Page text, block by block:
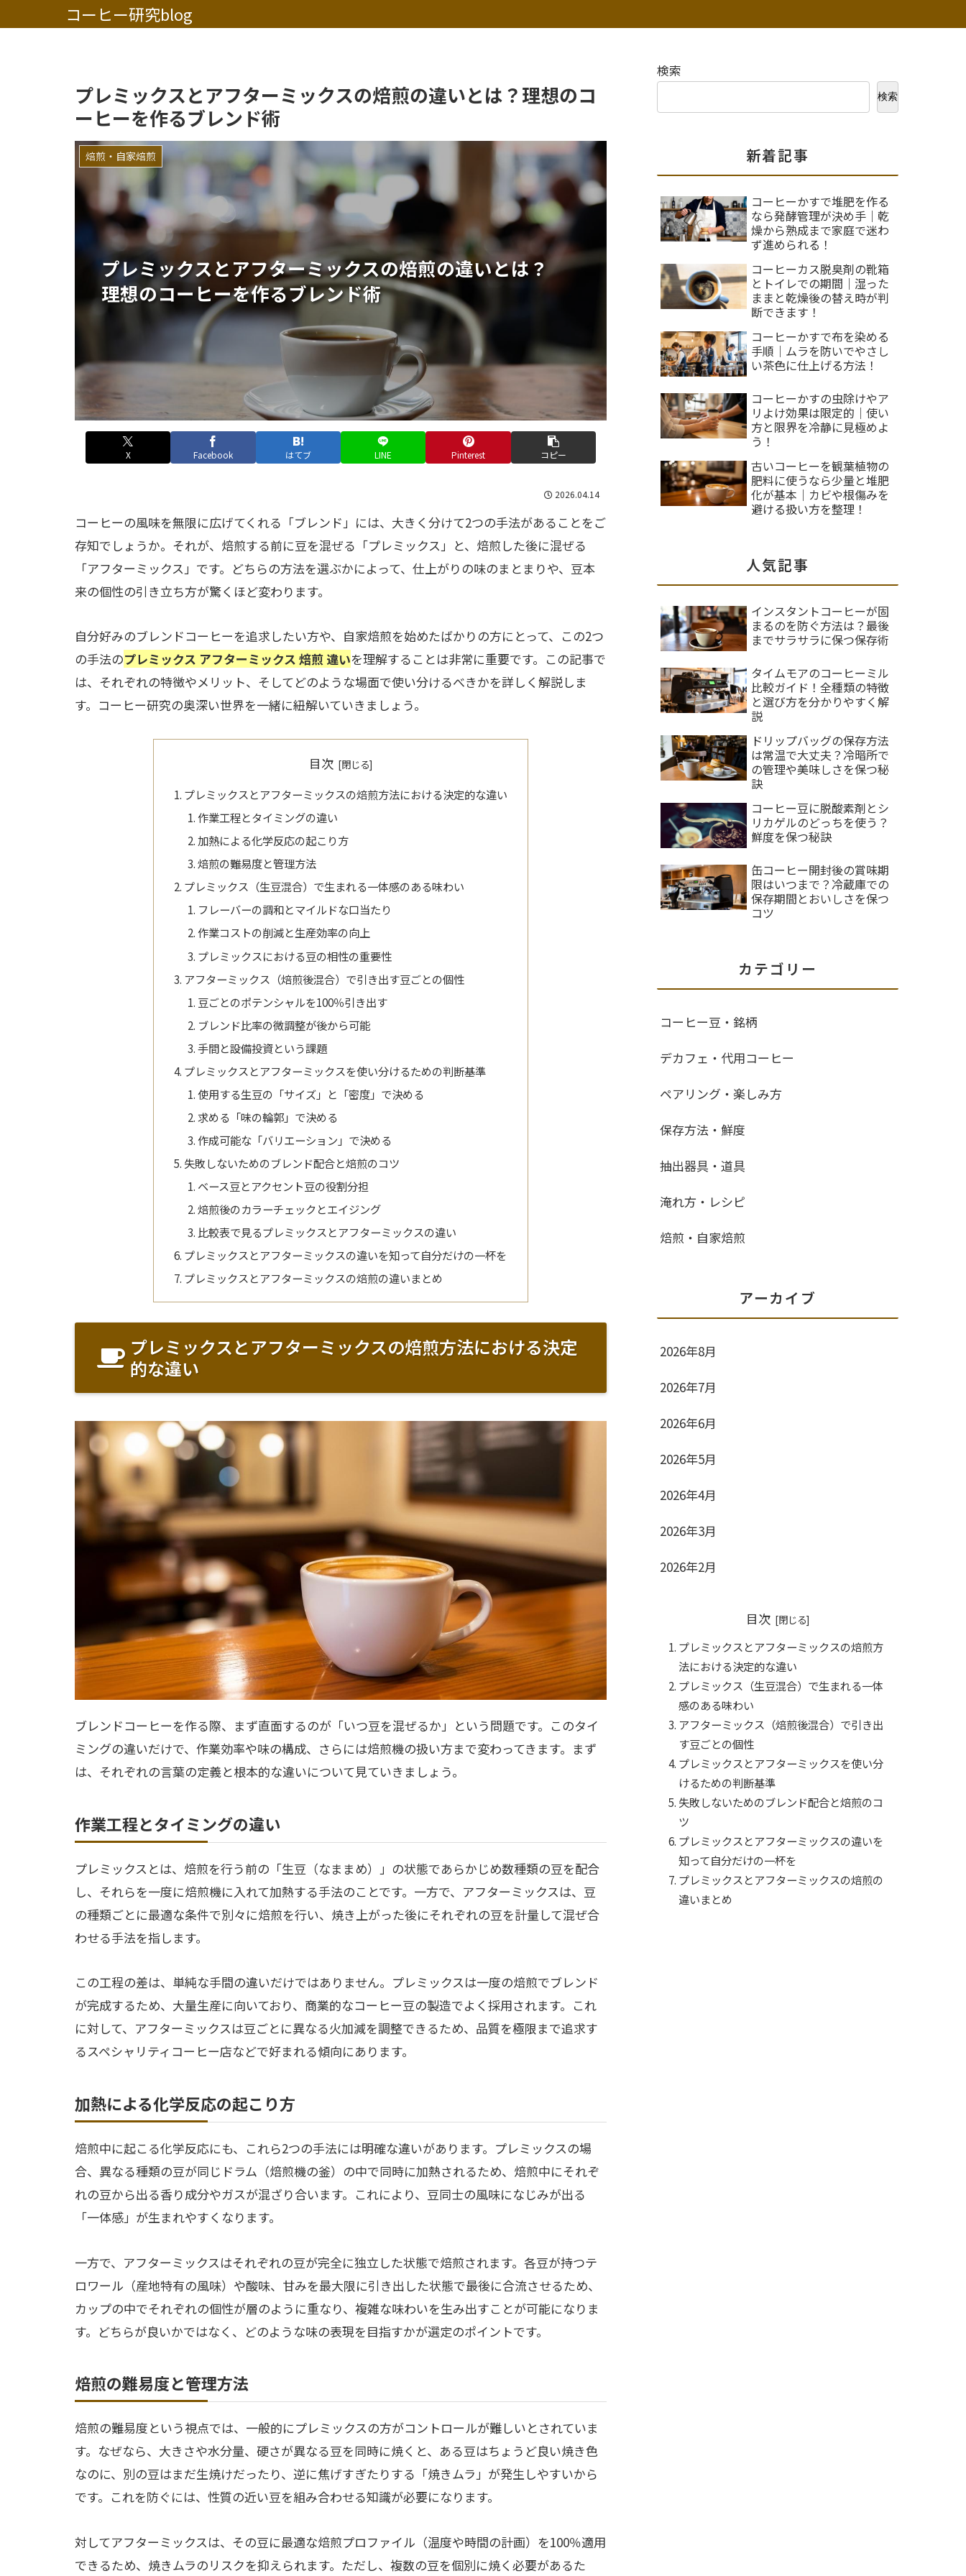
コーヒー研究blog
プレミックスとアフターミックスの焙煎の違いとは？理想のコ
ーヒーを作るブレンド術
プレミックスとアフターミックスの焙煎の違いとは？
理想のコーヒーを作るブレンド術
焙煎・自家焙煎
X Facebook はてブ LINE Pinterest コピー
2026.04.14
コーヒーの風味を無限に広げてくれる「ブレンド」には、大きく分けて2つの手法があることをご
存知でしょうか。それが、焙煎する前に豆を混ぜる「プレミックス」と、焙煎した後に混ぜる
「アフターミックス」です。どちらの方法を選ぶかによって、仕上がりの味のまとまりや、豆本
来の個性の引き立ち方が驚くほど変わります。
自分好みのブレンドコーヒーを追求したい方や、自家焙煎を始めたばかりの方にとって、この2つ
の手法のプレミックス アフターミックス 焙煎 違いを理解することは非常に重要です。この記事で
は、それぞれの特徴やメリット、そしてどのような場面で使い分けるべきかを詳しく解説しま
す。コーヒー研究の奥深い世界を一緒に紐解いていきましょう。
目次
プレミックスとアフターミックスの焙煎方法における決定的な違い
作業工程とタイミングの違い
加熱による化学反応の起こり方
焙煎の難易度と管理方法
プレミックス（生豆混合）で生まれる一体感のある味わい
フレーバーの調和とマイルドな口当たり
作業コストの削減と生産効率の向上
プレミックスにおける豆の相性の重要性
アフターミックス（焙煎後混合）で引き出す豆ごとの個性
豆ごとのポテンシャルを100％引き出す
ブレンド比率の微調整が後から可能
手間と設備投資という課題
プレミックスとアフターミックスを使い分けるための判断基準
使用する生豆の「サイズ」と「密度」で決める
求める「味の輪郭」で決める
作成可能な「バリエーション」で決める
失敗しないためのブレンド配合と焙煎のコツ
ベース豆とアクセント豆の役割分担
焙煎後のカラーチェックとエイジング
比較表で見るプレミックスとアフターミックスの違い
プレミックスとアフターミックスの違いを知って自分だけの一杯を
プレミックスとアフターミックスの焙煎の違いまとめ
プレミックスとアフターミックスの焙煎方法における決定
的な違い
ブレンドコーヒーを作る際、まず直面するのが「いつ豆を混ぜるか」という問題です。このタイ
ミングの違いだけで、作業効率や味の構成、さらには焙煎機の扱い方まで変わってきます。まず
は、それぞれの言葉の定義と根本的な違いについて見ていきましょう。
作業工程とタイミングの違い
プレミックスとは、焙煎を行う前の「生豆（なままめ）」の状態であらかじめ数種類の豆を配合
し、それらを一度に焙煎機に入れて加熱する手法のことです。一方で、アフターミックスは、豆
の種類ごとに最適な条件で別々に焙煎を行い、焼き上がった後にそれぞれの豆を計量して混ぜ合
わせる手法を指します。
この工程の差は、単純な手間の違いだけではありません。プレミックスは一度の焙煎でブレンド
が完成するため、大量生産に向いており、商業的なコーヒー豆の製造でよく採用されます。これ
に対して、アフターミックスは豆ごとに異なる火加減を調整できるため、品質を極限まで追求す
るスペシャリティコーヒー店などで好まれる傾向にあります。
加熱による化学反応の起こり方
焙煎中に起こる化学反応にも、これら2つの手法には明確な違いがあります。プレミックスの場
合、異なる種類の豆が同じドラム（焙煎機の釜）の中で同時に加熱されるため、焙煎中にそれぞ
れの豆から出る香り成分やガスが混ざり合います。これにより、豆同士の風味になじみが出る
「一体感」が生まれやすくなります。
一方で、アフターミックスはそれぞれの豆が完全に独立した状態で焙煎されます。各豆が持つテ
ロワール（産地特有の風味）や酸味、甘みを最大限に引き出した状態で最後に合流させるため、
カップの中でそれぞれの個性が層のように重なり、複雑な味わいを生み出すことが可能になりま
す。どちらが良いかではなく、どのような味の表現を目指すかが選定のポイントです。
焙煎の難易度と管理方法
焙煎の難易度という視点では、一般的にプレミックスの方がコントロールが難しいとされていま
す。なぜなら、大きさや水分量、硬さが異なる豆を同時に焼くと、ある豆はちょうど良い焼き色
なのに、別の豆はまだ生焼けだったり、逆に焦げすぎたりする「焼きムラ」が発生しやすいから
です。これを防ぐには、性質の近い豆を組み合わせる知識が必要になります。
対してアフターミックスは、その豆に最適な焙煎プロファイル（温度や時間の計画）を100％適用
できるため、焼きムラのリスクを抑えられます。ただし、複数の豆を個別に焼く必要があるた
検索
検索
新着記事
コーヒーかすで堆肥を作る
なら発酵管理が決め手｜乾
燥から熟成まで家庭で迷わ
ず進められる！
コーヒーカス脱臭剤の靴箱
とトイレでの期間｜湿った
ままと乾燥後の替え時が判
断できます！
コーヒーかすで布を染める
手順｜ムラを防いでやさし
い茶色に仕上げる方法！
コーヒーかすの虫除けやア
リよけ効果は限定的｜使い
方と限界を冷静に見極めよ
う！
古いコーヒーを観葉植物の
肥料に使うなら少量と堆肥
化が基本｜カビや根傷みを
避ける扱い方を整理！
人気記事
インスタントコーヒーが固
まるのを防ぐ方法は？最後
までサラサラに保つ保存術
タイムモアのコーヒーミル
比較ガイド！全種類の特徴
と選び方を分かりやすく解
説
ドリップバッグの保存方法
は常温で大丈夫？冷暗所で
の管理や美味しさを保つ秘
訣
コーヒー豆に脱酸素剤とシ
リカゲルのどっちを使う？
鮮度を保つ秘訣
缶コーヒー開封後の賞味期
限はいつまで？冷蔵庫での
保存期間とおいしさを保つ
コツ
カテゴリー
コーヒー豆・銘柄
デカフェ・代用コーヒー
ペアリング・楽しみ方
保存方法・鮮度
抽出器具・道具
淹れ方・レシピ
焙煎・自家焙煎
アーカイブ
2026年8月
2026年7月
2026年6月
2026年5月
2026年4月
2026年3月
2026年2月
目次
プレミックスとアフターミックスの焙煎方
法における決定的な違い
プレミックス（生豆混合）で生まれる一体
感のある味わい
アフターミックス（焙煎後混合）で引き出
す豆ごとの個性
プレミックスとアフターミックスを使い分
けるための判断基準
失敗しないためのブレンド配合と焙煎のコ
ツ
プレミックスとアフターミックスの違いを
知って自分だけの一杯を
プレミックスとアフターミックスの焙煎の
違いまとめ